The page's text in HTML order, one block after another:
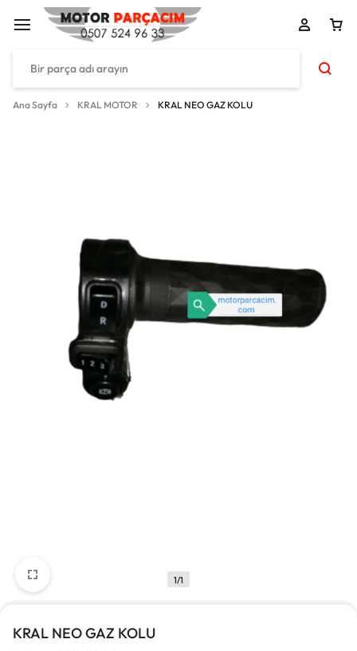
Ana Sayfa KRAL MOTOR KRAL NEO GAZ KOLU
1/1
KRAL NEO GAZ KOLU